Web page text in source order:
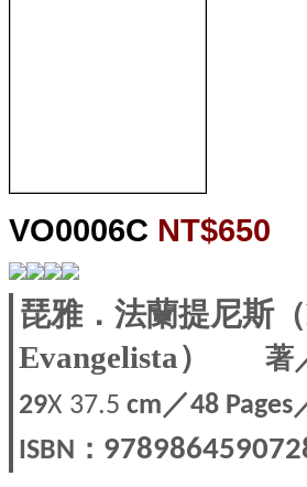
VO0006C NT$650
琵雅．法蘭提尼斯
Evangelista）
著
29X 37.5cm／48 Pages
ISBN ：